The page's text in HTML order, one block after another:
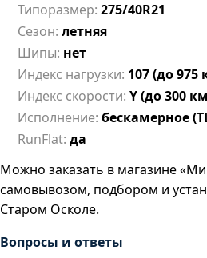
Типоразмер: 275/40R21
Сезон: летняя
Шипы: нет
Индекс нагрузки: 107 (до 975
Индекс скорости: Y (до 300
Исполнение: бескамерное
RunFlat: да
Можно заказать в магазине
самовывозом, подбором и
Старом Осколе.
Вопросы и ответы